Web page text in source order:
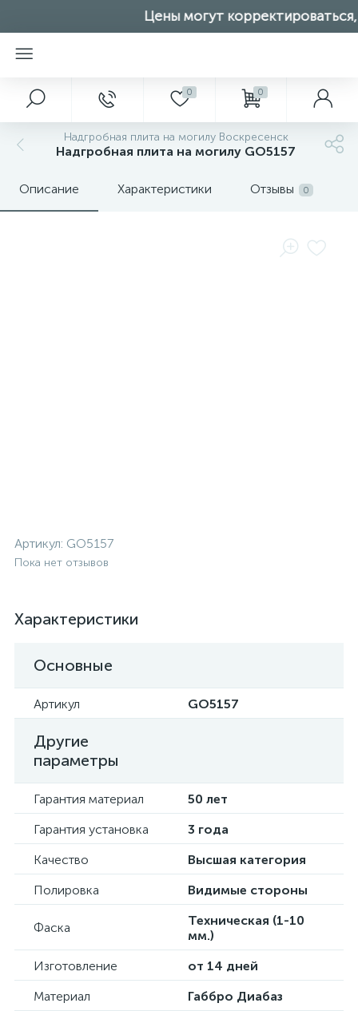
Цены могут
0 0
Надгробная плита на могилу Воскресенск
Надгробная плита на могилу GO5157
Описание Характеристики Отзывы 0
Артикул: GO5157
Пока нет отзывов
Характеристики
Основные
Артикул GO5157
Другие
параметры
Гарантия материал
50 лет
Гарантия установка
3 года
Качество
Высшая категория
Полировка
Видимые стороны
Фаска
Техническая (1-10
мм.)
Изготовление
от 14 дней
Материал
Габбро Диабаз